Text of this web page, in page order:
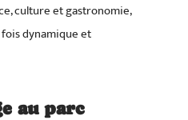
culture et gastronomie,
dynamique et
au parc